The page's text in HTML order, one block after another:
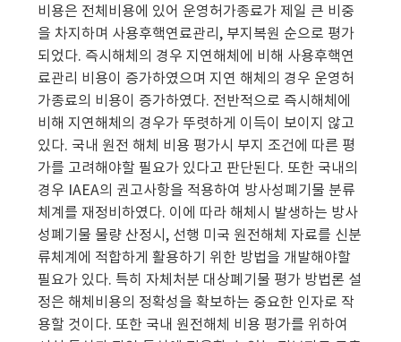
비용은 전체비용에 있어 운영허가종료가 제일 큰 비중
을 차지하며 사용후핵연료관리, 부지복원 순으로 평가
되었다. 즉시해체의 경우 지연해체에 비해 사용후핵연
료관리 비용이 증가하였으며 지연 해체의 경우 운영허
가종료의 비용이 증가하였다. 전반적으로 즉시해체에
비해 지연해체의 경우가 뚜렷하게 이득이 보이지 않고
있다. 국내 원전 해체 비용 평가시 부지 조건에 따른 평
가를 고려해야할 필요가 있다고 판단된다. 또한 국내의
경우 IAEA의 권고사항을 적용하여 방사성폐기물 분류
체계를 재정비하였다. 이에 따라 해체시 발생하는 방사
성폐기물 물량 산정시, 선행 미국 원전해체 자료를 신분
류체계에 적합하게 활용하기 위한 방법을 개발해야할
필요가 있다. 특히 자체처분 대상폐기물 평가 방법론 설
정은 해체비용의 정확성을 확보하는 중요한 인자로 작
용할 것이다. 또한 국내 원전해체 비용 평가를 위하여